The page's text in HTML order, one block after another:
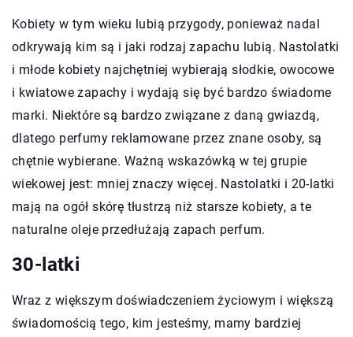
Kobiety w tym wieku lubią przygody, ponieważ nadal
odkrywają kim są i jaki rodzaj zapachu lubią. Nastolatki
i młode kobiety najchętniej wybierają słodkie, owocowe
i kwiatowe zapachy i wydają się być bardzo świadome
marki. Niektóre są bardzo związane z daną gwiazdą,
dlatego perfumy reklamowane przez znane osoby, są
chętnie wybierane. Ważną wskazówką w tej grupie
wiekowej jest: mniej znaczy więcej. Nastolatki i 20-latki
mają na ogół skórę tłustrzą niż starsze kobiety, a te
naturalne oleje przedłużają zapach perfum.
30-latki
Wraz z większym doświadczeniem życiowym i większą
świadomością tego, kim jesteśmy, mamy bardziej